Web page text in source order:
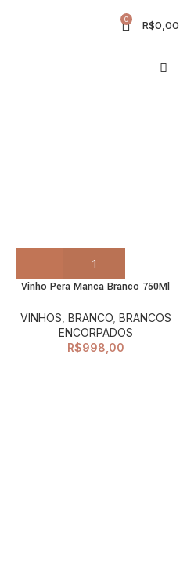
0 R$0,00
Vinho Pera Manca Branco 750Ml
VINHOS BRANCO, BRANCOS
ENCORPADOS
R$998,00